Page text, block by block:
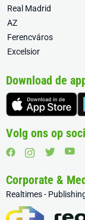
Real Madrid
AZ
Ferencváros
Excelsior
Download de
Volg ons op
Corporate &
Realtimes -